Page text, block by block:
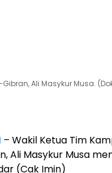
Ali Masykur Musa.
– Wakil Ketua Tim
Ali Masykur Musa
(Cak Imin)